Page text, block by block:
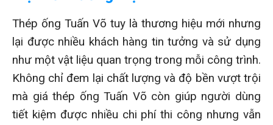
Thép ống Tuấn Võ tuy là thương hiệu mới nhưng
lại được nhiều khách hàng tin tưởng và sử dụng
như một vật liệu quan trọng trong mỗi công trình.
Không chỉ đem lại chất lượng và độ bền vượt trội
mà giá thép ống Tuấn Võ còn giúp người dùng
tiết kiệm được nhiều chi phí thi công nhưng vẫn